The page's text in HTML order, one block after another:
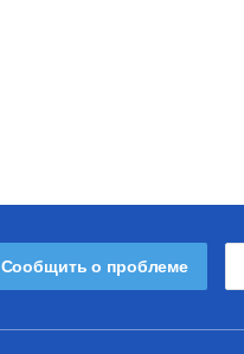
Сообщить о проблеме